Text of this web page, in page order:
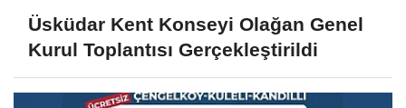
Üsküdar Kent Konseyi Olağan Genel
Kurul Toplantısı Gerçekleştirildi